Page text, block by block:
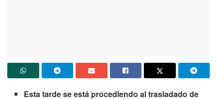
Esta tarde se está procediendo al trasladado de